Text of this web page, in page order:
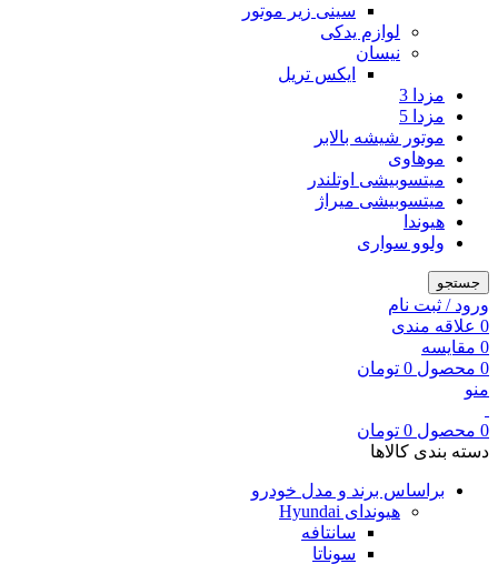
سینی زیر موتور
لوازم یدکی
نیسان
ایکس تریل
مزدا 3
مزدا 5
موتور شیشه بالابر
موهاوی
میتسوبیشی اوتلندر
میتسوبیشی میراژ
هیوندا
ولوو سواری
جستجو
ورود / ثبت نام
0 علاقه مندی
0 مقایسه
0 محصول 0 تومان
منو
0 محصول 0 تومان
دسته بندی کالاها
براساس برند و مدل خودرو
هیوندای Hyundai
سانتافه
سوناتا